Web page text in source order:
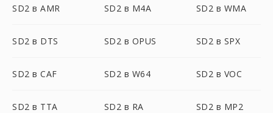
SD2 в AMR SD2 в M4A SD2 в WMA
SD2 в DTS SD2 в OPUS SD2 в SPX
SD2 в CAF SD2 в W64 SD2 в VOC
SD2 в TTA SD2 в RA SD2 в MP2